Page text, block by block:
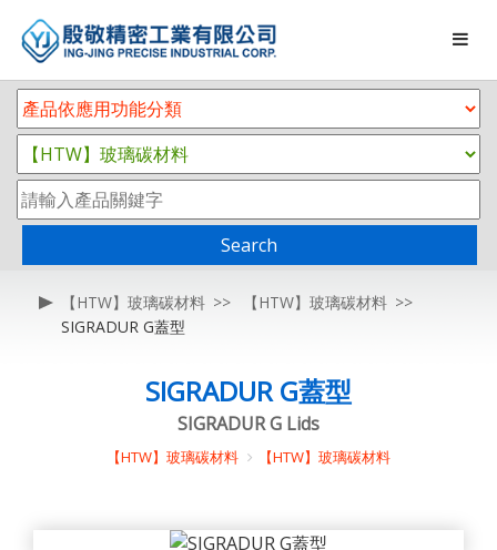
Search
【HTW】玻璃碳材料
【HTW】玻璃碳材料
SIGRADUR G蓋型
SIGRADUR G蓋型
SIGRADUR G Lids
【HTW】玻璃碳材料 【HTW】玻璃碳材料